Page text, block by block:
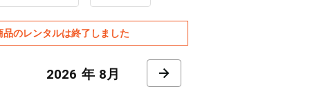
品のレンタルは終了しました
8月